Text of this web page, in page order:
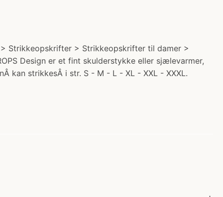
Strikkeopskrifter > Strikkeopskrifter til damer >
Design er et fint skulderstykke eller sjælevarmer,
kan strikkesÂ i str. S - M - L - XL - XXL - XXXL.